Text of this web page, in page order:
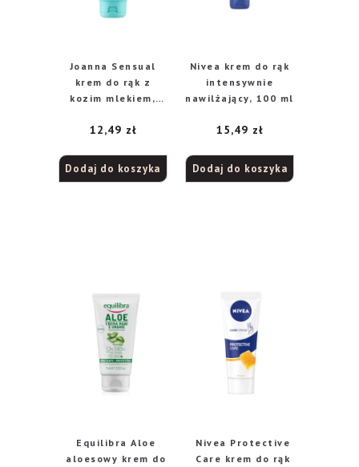
Joanna Sensual
krem do rąk z
kozim mlekiem,
12,49 zł
Dodaj do koszyka
Nivea krem do rąk
intensywnie
nawilżający, 100 ml
15,49 zł
Dodaj do koszyka
Equilibra Aloe
aloesowy krem do
Nivea Protective
Care krem do rąk